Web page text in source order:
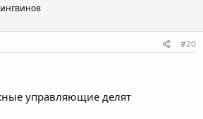
#20
управляющие делят